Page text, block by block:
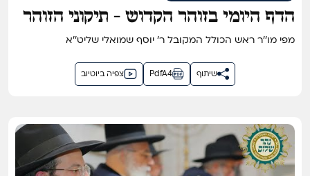
הדף היומי בזוהר הקדוש - תיקוני הזוהר
דף ק''י
מפי מו''ר ראש הכולל המקובל ר' יוסף שמואלי שליט''א
צפיה ביוטיוב PdfA4 שיתוף